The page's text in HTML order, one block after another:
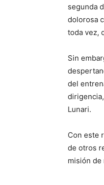
segunda
dolorosa
toda vez,
Sin
del
Lunari.
Con este
de otros
misión